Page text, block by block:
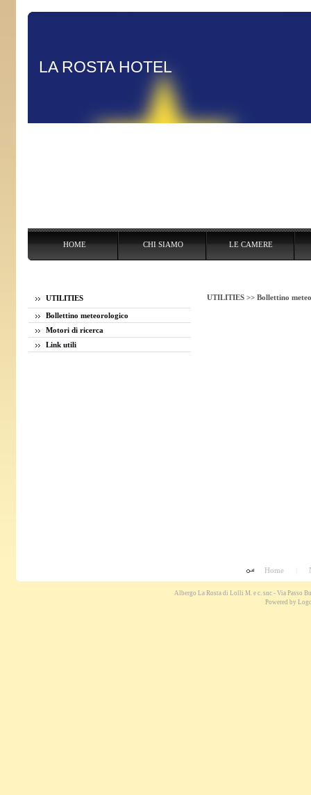
LA ROSTA HOTEL
CHI SIAMO I SERVIZI CITTA´ E DINTORNI UTILITIES
UTILITIES
Bollettino meteorologico
Motori di ricerca
Link utili
UTILITIES >> Bollettino
Home
Albergo La Rosta di Lolli M. e c. snc - Via Passo
Powered by
HOME CHI SIAMO LE CAMERE